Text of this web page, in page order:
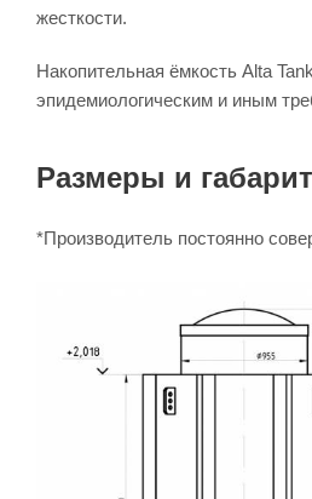
жесткости.
Накопительная ёмкость Alta
эпидемиологическим и иным
Размеры и
*Производитель постоянно